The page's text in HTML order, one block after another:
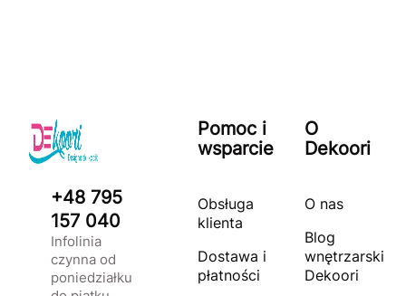
+48 795
157 040
Infolinia
czynna od
poniedziałku
Pomoc i
wsparcie
Obsługa
klienta
Dostawa i
płatności
O
Dekoori
O nas
Blog
wnętrzarski
Dekoori